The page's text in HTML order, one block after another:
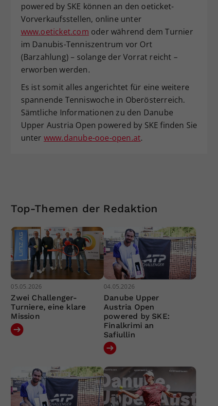
powered by SKE können an den oeticket-
Vorverkaufsstellen, online unter
www.oeticket.com oder während dem Turnier
im Danubis-Tenniszentrum vor Ort
(Barzahlung) – solange der Vorrat reicht –
erworben werden.
Es ist somit alles angerichtet für eine weitere
spannende Tenniswoche in Oberösterreich.
Sämtliche Informationen zu den Danube
Upper Austria Open powered by SKE finden Sie
unter www.danube-ooe-open.at.
Top-Themen der Redaktion
05.05.2026
Zwei Challenger-
Turniere, eine klare
Mission
04.05.2026
Danube Upper
Austria Open
powered by SKE:
Finalkrimi an
Safiullin